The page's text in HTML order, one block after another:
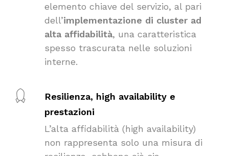
elemento chiave del servizio, al pari
dell’implementazione di cluster ad
alta affidabilità, una caratteristica
spesso trascurata nelle soluzioni
interne.
Resilienza, high availability e
prestazioni
L’alta affidabilità (high availability)
non rappresenta solo una misura di